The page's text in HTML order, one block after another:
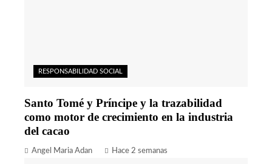
RESPONSABILIDAD SOCIAL
Santo Tomé y Príncipe y la trazabilidad
como motor de crecimiento en la industria
del cacao
Angel Maria Adan Hace 2 semanas